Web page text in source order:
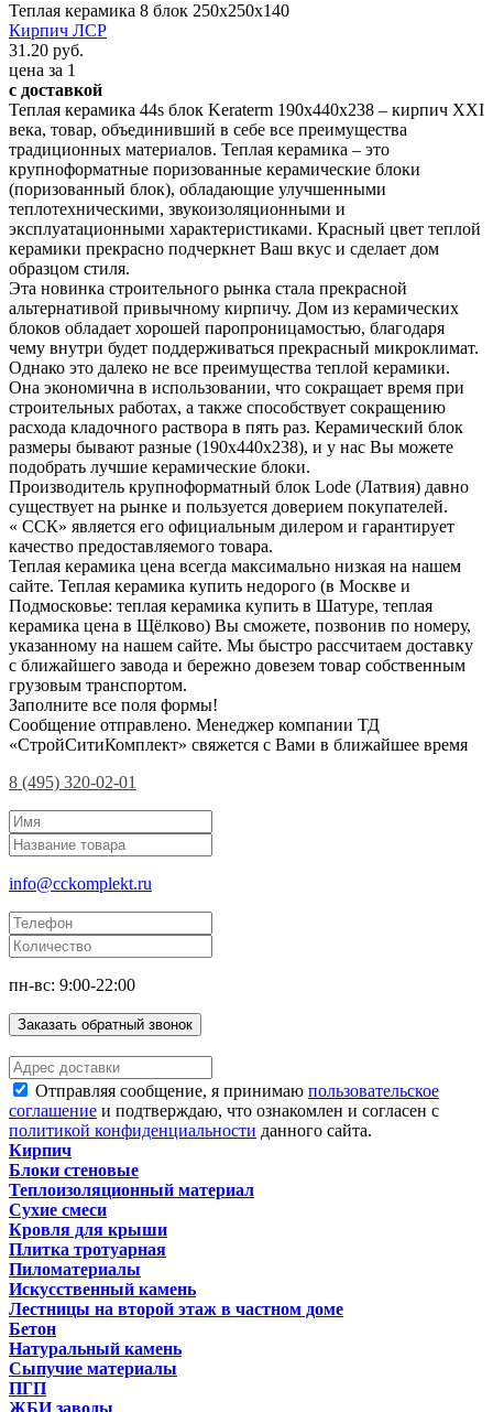
Теплая керамика 8 блок 250х250х140
Кирпич ЛСР
31.20 руб.
цена за 1
с доставкой
Теплая керамика 44s блок Keraterm 190х440х238 – кирпич XXI
века, товар, объединивший в себе все преимущества
традиционных материалов. Теплая керамика – это
крупноформатные поризованные керамические блоки
(поризованный блок), обладающие улучшенными
теплотехническими, звукоизоляционными и
эксплуатационными характеристиками. Красный цвет теплой
керамики прекрасно подчеркнет Ваш вкус и сделает дом
образцом стиля.
Эта новинка строительного рынка стала прекрасной
альтернативой привычному кирпичу. Дом из керамических
блоков обладает хорошей паропроницамостью, благодаря
чему внутри будет поддерживаться прекрасный микроклимат.
Однако это далеко не все преимущества теплой керамики.
Она экономична в использовании, что сокращает время при
строительных работах, а также способствует сокращению
расхода кладочного раствора в пять раз. Керамический блок
размеры бывают разные (190х440х238), и у нас Вы можете
подобрать лучшие керамические блоки.
Производитель крупноформатный блок Lode (Латвия) давно
существует на рынке и пользуется доверием покупателей.
« ССК» является его официальным дилером и гарантирует
качество предоставляемого товара.
Теплая керамика цена всегда максимально низкая на нашем
сайте. Теплая керамика купить недорого (в Москве и
Подмосковье: теплая керамика купить в Шатуре, теплая
керамика цена в Щёлково) Вы сможете, позвонив по номеру,
указанному на нашем сайте. Мы быстро рассчитаем доставку
с ближайшего завода и бережно довезем товар собственным
грузовым транспортом.
Заполните все поля формы!
Сообщение отправлено. Менеджер компании ТД
«СтройСитиКомплект» свяжется с Вами в ближайшее время
8 (495) 320-02-01
info@cckomplekt.ru
пн-вс: 9:00-22:00
Заказать обратный звонок
Отправляя сообщение, я принимаю пользовательское
соглашение и подтверждаю, что ознакомлен и согласен с
политикой конфиденциальности данного сайта.
Кирпич
Блоки стеновые
Теплоизоляционный материал
Сухие смеси
Кровля для крыши
Плитка тротуарная
Пиломатериалы
Искусственный камень
Лестницы на второй этаж в частном доме
Бетон
Натуральный камень
Сыпучие материалы
ПГП